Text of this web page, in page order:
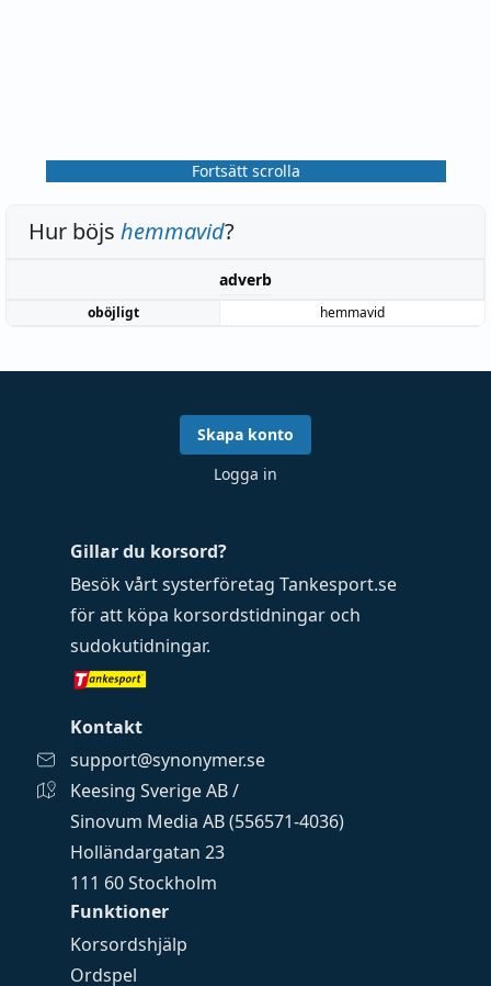
Fortsätt scrolla
Hur böjs hemmavid?
adverb
oböjligt hemmavid
Funktioner
Korsordshjälp
Ordspel
Gillar du korsord?
Besök vårt systerföretag Tankesport.se
för att köpa korsordstidningar och
sudokutidningar.
Kontakt
support@synonymer.se
Keesing Sverige AB /
Sinovum Media AB (556571-4036)
Holländargatan 23
111 60 Stockholm
Skapa konto
Logga in